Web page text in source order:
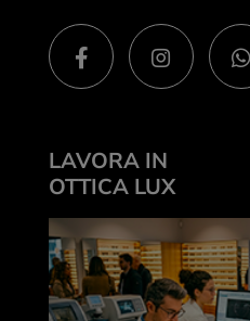
LAVORA IN
OTTICA LUX